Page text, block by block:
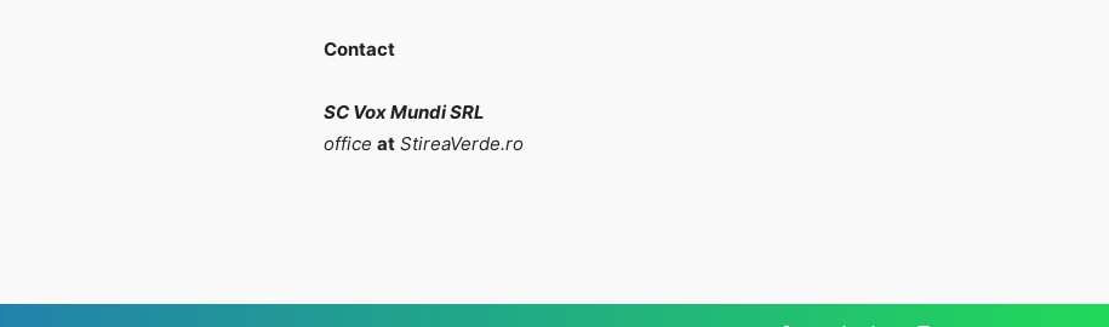
Contact
SC Vox Mundi SRL
office at StireaVerde.ro